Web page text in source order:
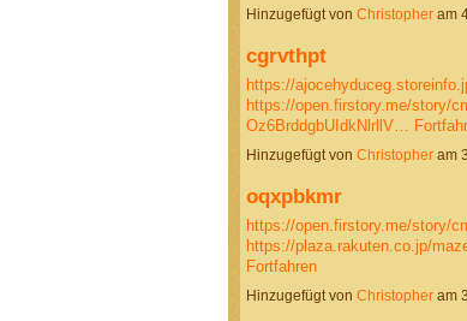
Hinzugefügt von Christopheram
cgrvthpt
https://
https://open.firstory.me/story/
Oz6BrddgbUIdkNlrllV…
Hinzugefügt von Christopheram
oqxpbkmr
https://open.firstory.me/story/
https://plaza.rakuten.co.jp/
Fortfahren
Hinzugefügt von Christopheram